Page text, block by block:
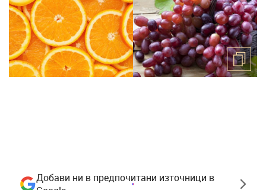
Добави ни в предпочитани източници в